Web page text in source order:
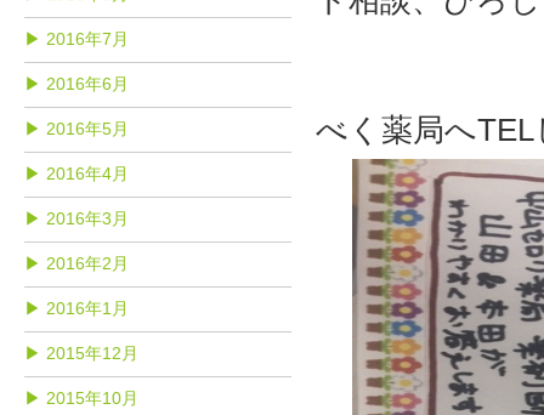
▶ 2016年7月
▶ 2016年6月
▶ 2016年5月
▶ 2016年4月
▶ 2016年3月
▶ 2016年2月
▶ 2016年1月
▶ 2015年12月
▶ 2015年10月
べく薬局へ